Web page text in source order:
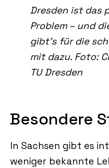
Dresden ist das
Problem – und
gibt’s für die
mit dazu. Foto:
TU Dresden
Besondere
In Sachsen gibt es
weniger bekannte